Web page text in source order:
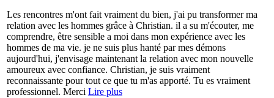
Les rencontres m'ont fait vraiment du bien, j'ai pu transformer ma
relation avec les hommes grâce à Christian. il a su m'écouter, me
comprendre, être sensible a moi dans mon expérience avec les
hommes de ma vie. je ne suis plus hanté par mes démons
aujourd'hui, j'envisage maintenant la relation avec mon nouvelle
amoureux avec confiance. Christian, je suis vraiment
reconnaissante pour tout ce que tu m'as apporté. Tu es vraiment
professionnel. Merci Lire plus